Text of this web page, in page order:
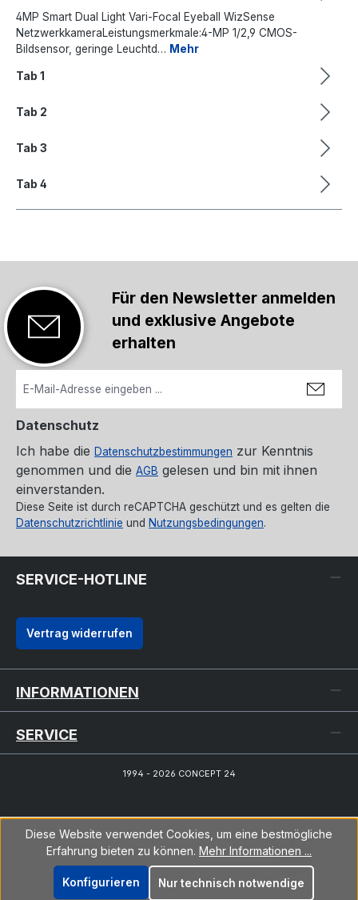
4MP Smart Dual Light Vari-Focal Eyeball WizSense
NetzwerkkameraLeistungsmerkmale:4-MP 1/2,9 CMOS-
Bildsensor, geringe Leuchtd… Mehr
Tab 1
Tab 2
Tab 3
Tab 4
Für den Newsletter anmelden
und exklusive Angebote
erhalten
Datenschutz
Ich habe die Datenschutzbestimmungen zur Kenntnis
genommen und die AGB gelesen und bin mit ihnen
einverstanden.
Diese Seite ist durch reCAPTCHA geschützt und es gelten die
Datenschutzrichtlinie und Nutzungsbedingungen.
SERVICE-HOTLINE
Vertrag widerrufen
INFORMATIONEN
SERVICE
1994 - 2026 CONCEPT 24
Diese Website verwendet Cookies, um eine bestmögliche
Erfahrung bieten zu können. Mehr Informationen ...
Nur technisch notwendige
Konfigurieren